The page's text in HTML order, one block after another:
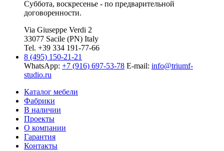
Суббота, воскресенье - по предварительной
договоренности.
Via Giuseppe Verdi 2
33077 Sacile (PN) Italy
Tel. +39 334 191-77-66
8 (495) 150-21-21
WhatsApp: +7 (916) 697-53-78 E-mail: info@triumf-
studio.ru
Каталог мебели
Фабрики
В наличии
Проекты
О компании
Гарантия
Контакты